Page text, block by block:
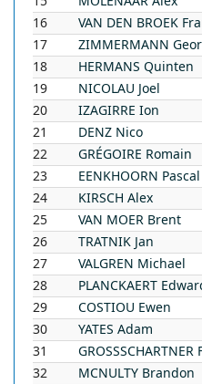
16
VAN DEN BROEK
17
ZIMMERMANN
18
HERMANS Quinten
19
NICOLAU Joel
20
IZAGIRRE Ion
21
DENZ Nico
22
GRÉGOIRE Romain
23
EENKHOORN Pascal
24
KIRSCH Alex
25
VAN MOER Brent
26
TRATNIK Jan
27
VALGREN Michael
28
PLANCKAERT
29
COSTIOU Ewen
30
YATES Adam
31
GROSSSCHARTNER
32
MCNULTY Brandon